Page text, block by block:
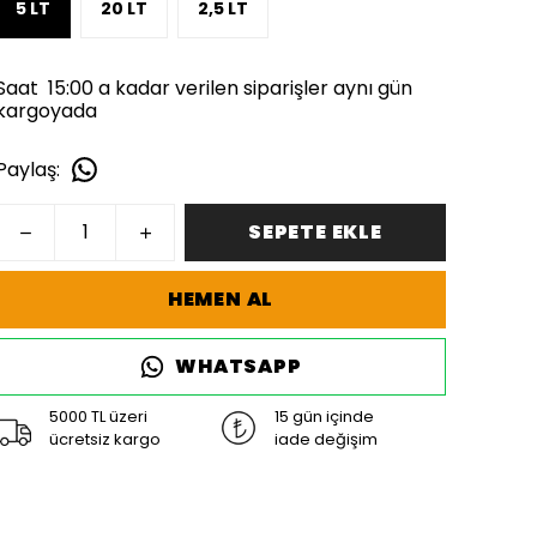
5 LT 20 LT 2,5 LT
15:00 a kadar verilen siparişler aynı gün
:
SEPETE EKLE
HEMEN AL
WHATSAPP
5000 TL üzeri
ücretsiz kargo
15 gün içinde
iade değişim